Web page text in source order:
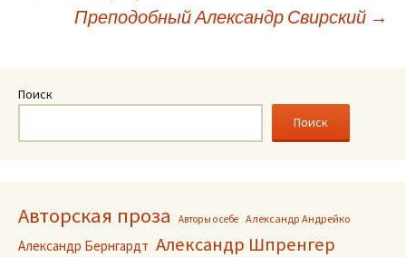
записям
Преподобный Александр Свирский →
Поиск
Поиск
Авторская проза Авторы о себе Александр Андрейко
Александр Бернгардт Александр Шпренгер